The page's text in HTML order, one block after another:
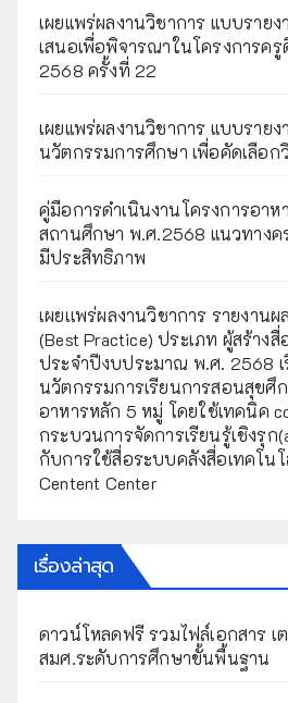
เผยแพร่ผลงานวิชาการ แบบราย
เสนอเพื่อพิจารณาในโครงการค
2568 ครั้งที่ 22
เผยแพร่ผลงานวิชาการ แบบราย
นวัตกรรมการศึกษา เพื่อคัดเลือก
คู่มือการดำเนินงานโครงการอาห
สถานศึกษา พ.ศ.2568 แนวทาง
มีประสิทธิภาพ
เผยเเพร่ผลงานวิชาการ รายงาน
(Best Practice) ประเภท ผู้สร้าง
ประจำปีงบประมาณ พ.ศ. 2568
นวัตกรรมการเรียนการสอนสุขศึ
อาหารหลัก 5 หมู่ โดยใช้เทคนิค
กระบวนการจัดการเรียนรู้เชิงรุก
กับการใช้สื่อระบบคลังสื่อเทคโนโ
Centent Center
เรื่องล่าสุด
ดาวน์โหลดฟรี รวมไฟล์เอกสาร เ
สมศ.ระดับการศึกษาขั้นพื้นฐาน